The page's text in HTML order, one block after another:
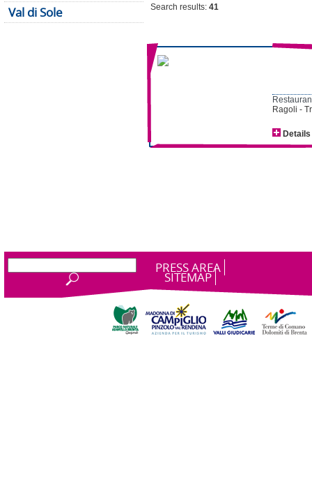
Val di Sole
Search results: 41
Ragoli -
Details
PRESS AREA
SITEMAP